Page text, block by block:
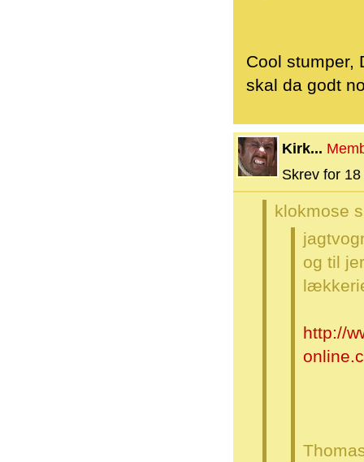
Cool
skal da godt
Kirk...
Skrev for
klokmose
og til
http://